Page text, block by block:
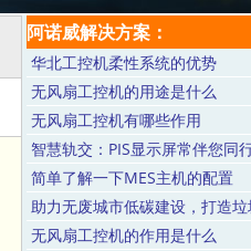
阿诺威解决方案：
华北工控机柔性系统的优势
无风扇工控机的用途是什么
无风扇工控机有哪些作用
智慧轨交：PIS显示屏常伴您同
简单了解一下MES主机的配置
助力无废城市低碳建设，打造垃
无风扇工控机的作用是什么